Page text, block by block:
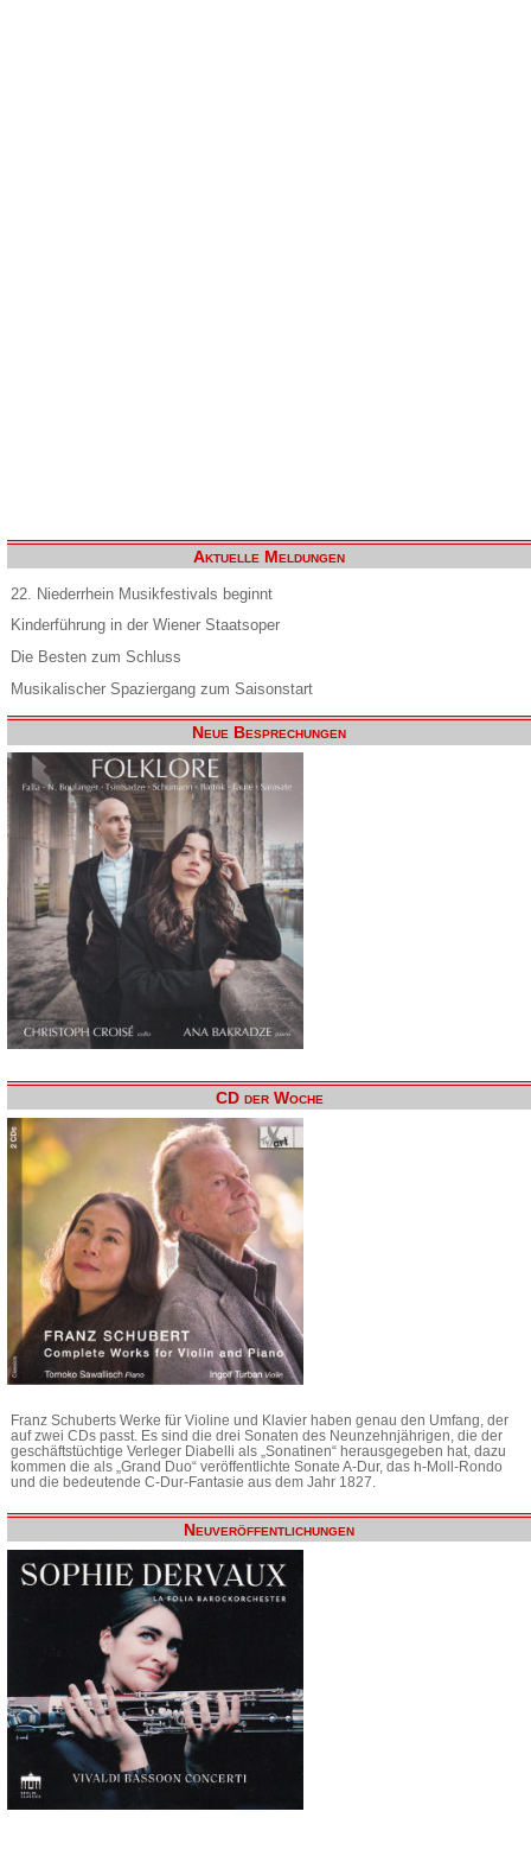
Aktuelle Meldungen
22. Niederrhein Musikfestivals beginnt
Kinderführung in der Wiener Staatsoper
Die Besten zum Schluss
Musikalischer Spaziergang zum Saisonstart
Neue Besprechungen
CD der Woche
Franz Schuberts Werke für Violine und Klavier haben genau den Umfang, der
auf zwei CDs passt. Es sind die drei Sonaten des Neunzehnjährigen, die der
geschäftstüchtige Verleger Diabelli als „Sonatinen“ herausgegeben hat, dazu
kommen die als „Grand Duo“ veröffentlichte Sonate A-Dur, das h-Moll-Rondo
und die bedeutende C-Dur-Fantasie aus dem Jahr 1827.
Neuveröffentlichungen